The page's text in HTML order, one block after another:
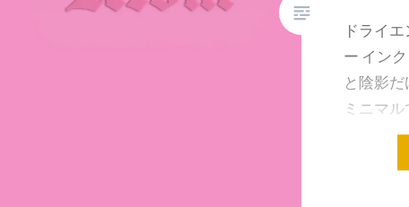
ドライ
ー イン
と陰影
ミニマ
演出で
ディン